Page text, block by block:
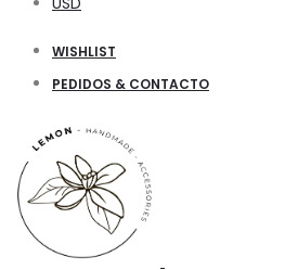
WISHLIST
PEDIDOS & CONTACTO